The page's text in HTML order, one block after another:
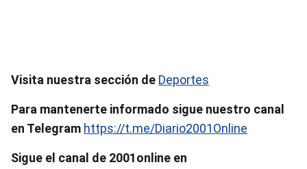
Visita nuestra sección de Deportes
Para mantenerte informado sigue nuestro canal
en Telegram https://t.me/Diario2001Online
Sigue el canal de 2001online en